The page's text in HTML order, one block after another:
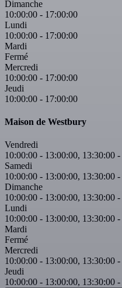
Dimanche
10:00:00 - 17:00:00
Lundi
10:00:00 - 17:00:00
Mardi
Fermé
Mercredi
10:00:00 - 17:00:00
Jeudi
10:00:00 - 17:00:00
Maison de Westbury
Vendredi
10:00:00 - 13:00:00, 13:30:00 -
Samedi
10:00:00 - 13:00:00, 13:30:00 -
Dimanche
10:00:00 - 13:00:00, 13:30:00 -
Lundi
10:00:00 - 13:00:00, 13:30:00 -
Mardi
Fermé
Mercredi
10:00:00 - 13:00:00, 13:30:00 -
Jeudi
10:00:00 - 13:00:00, 13:30:00 -